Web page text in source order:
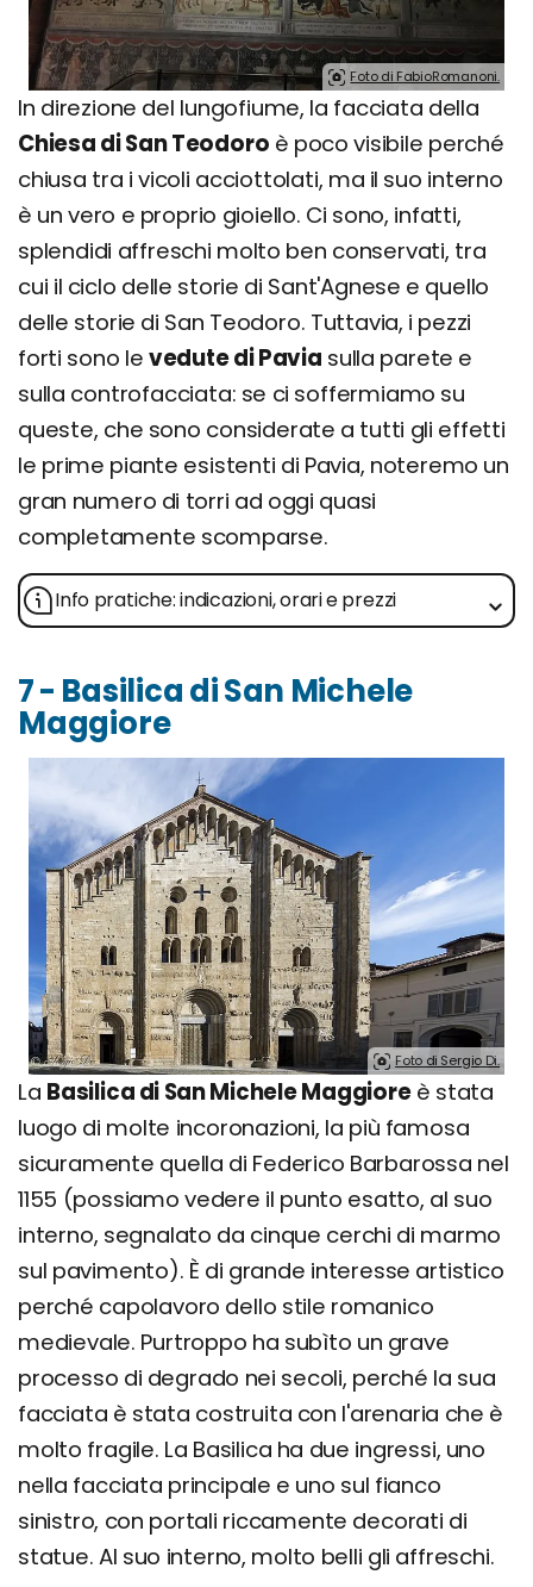
Foto di FabioRomanoni.
In direzione del lungofiume, la facciata della
Chiesa di San Teodoro è poco visibile perché
chiusa tra i vicoli acciottolati, ma il suo interno
è un vero e proprio gioiello. Ci sono, infatti,
splendidi affreschi molto ben conservati, tra
cui il ciclo delle storie di Sant'Agnese e quello
delle storie di San Teodoro. Tuttavia, i pezzi
forti sono le vedute di Pavia sulla parete e
sulla controfacciata: se ci soffermiamo su
queste, che sono considerate a tutti gli effetti
le prime piante esistenti di Pavia, noteremo un
gran numero di torri ad oggi quasi
completamente scomparse.
Info pratiche: indicazioni, orari e prezzi
7 - Basilica di San Michele
Maggiore
Foto di Sergio Di.
La Basilica di San Michele Maggioreè stata
luogo di molte incoronazioni, la più famosa
sicuramente quella di Federico Barbarossa nel
1155 (possiamo vedere il punto esatto, al suo
interno, segnalato da cinque cerchi di marmo
sul pavimento). È di grande interesse artistico
perché capolavoro dello stile romanico
medievale. Purtroppo ha subìto un grave
processo di degrado nei secoli, perché la sua
facciata è stata costruita con l'arenaria che è
molto fragile. La Basilica ha due ingressi, uno
nella facciata principale e uno sul fianco
sinistro, con portali riccamente decorati di
statue. Al suo interno, molto belli gli affreschi.